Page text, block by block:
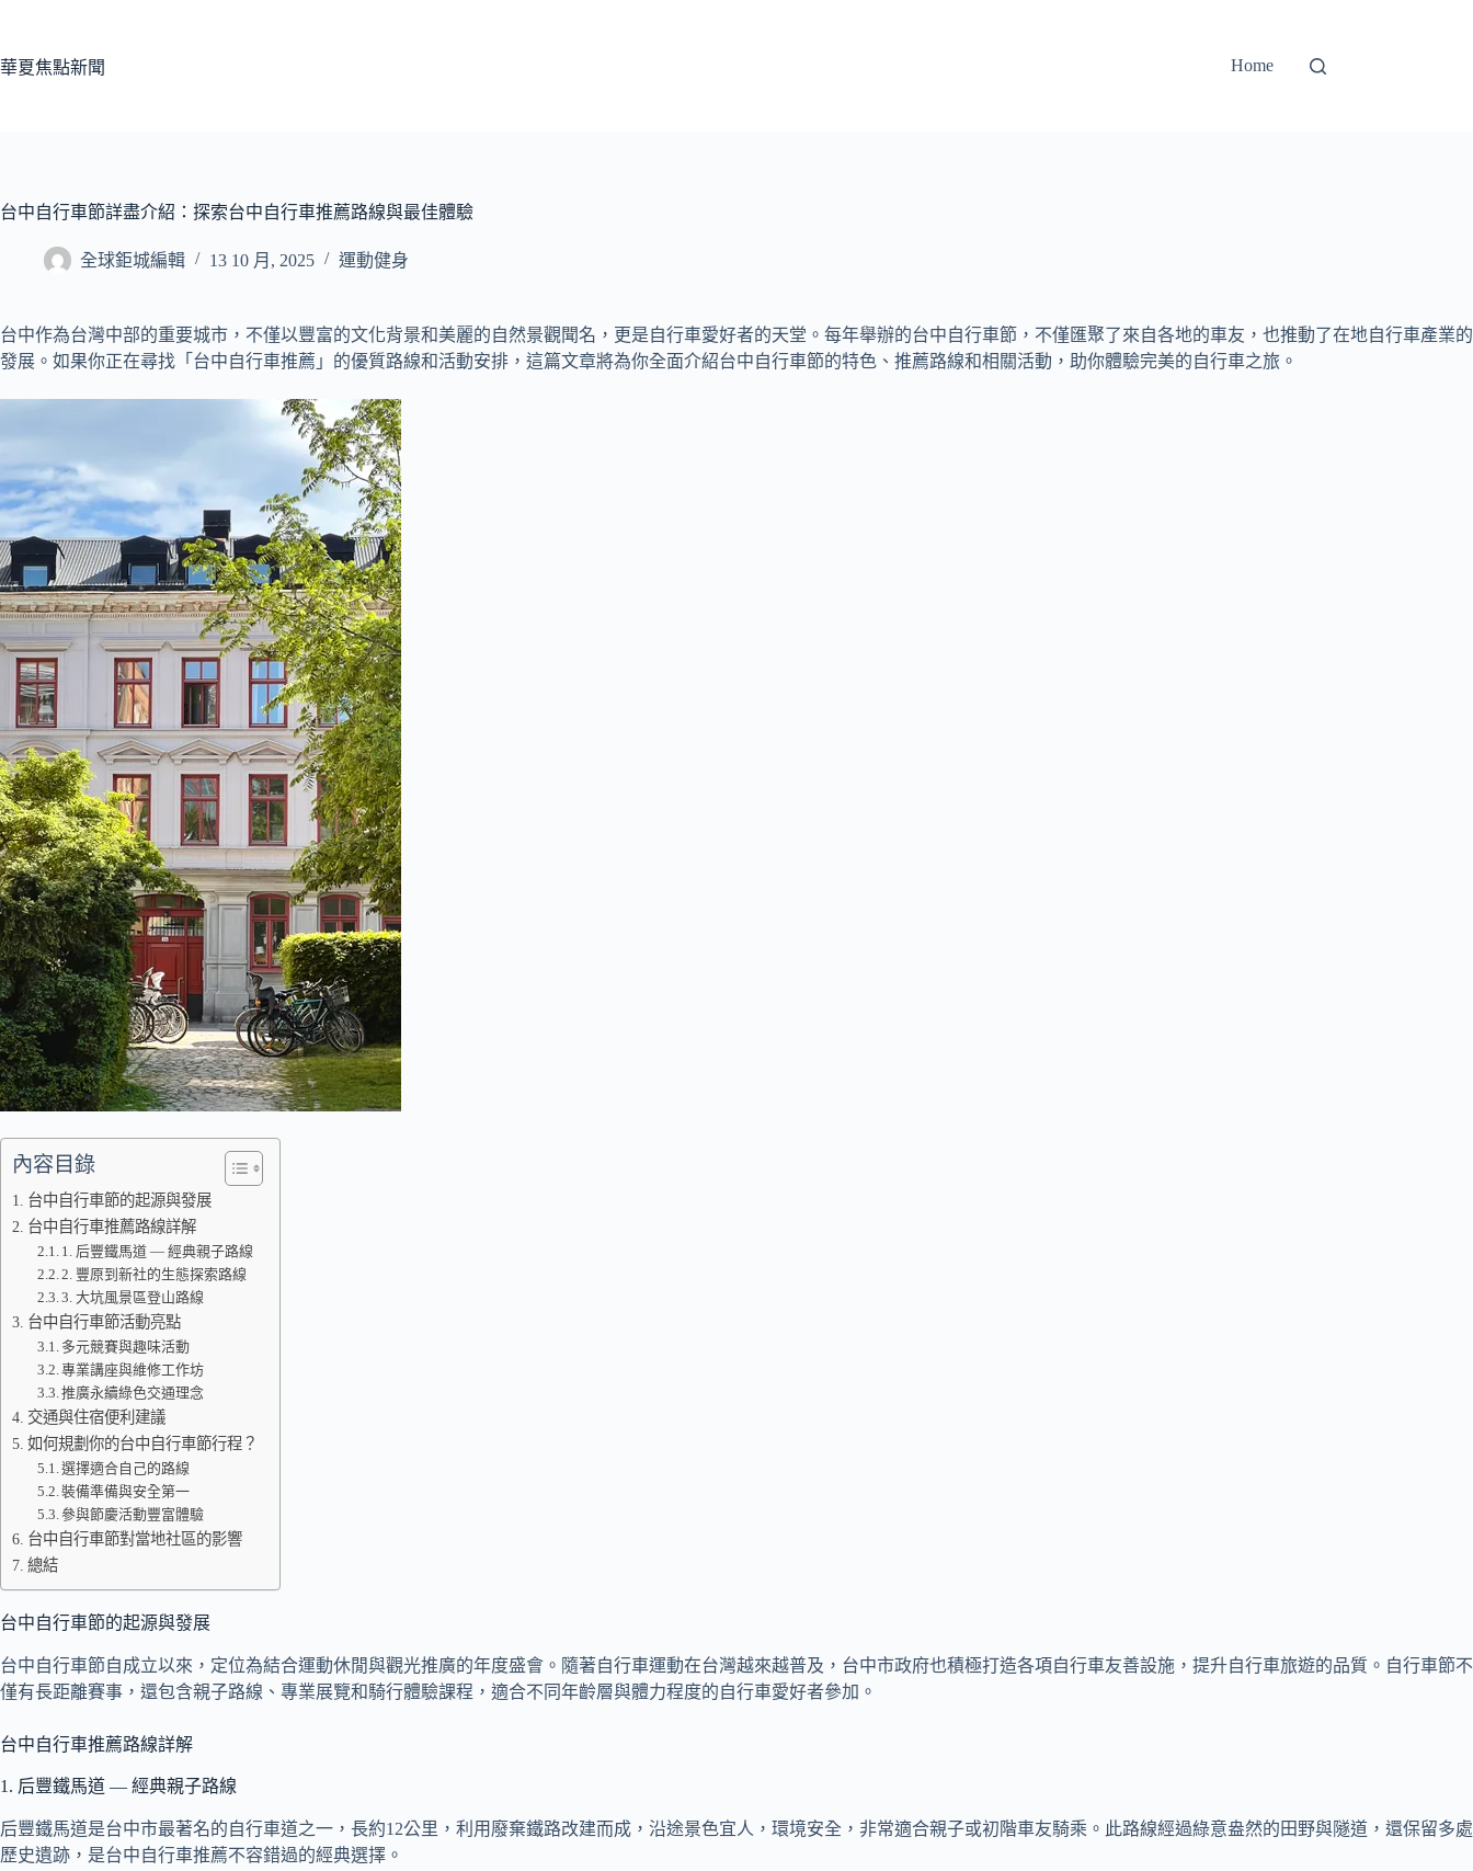
主
華夏焦點新聞 Home
台中自行車節詳盡介紹：探索台中自行車推薦路線與最佳體驗
全球鉅城編輯 13 10 月, 2025 運動健身
台中作為台灣中部的重要城市，不僅以豐富的文化背景和美麗的自然景觀聞名，更是自行車愛好者的天堂。每年舉辦的台中自行車節，不僅匯聚了來自各地的車友，也推動了在地自行車產業的
發展。如果你正在尋找「台中自行車推薦」的優質路線和活動安排，這篇文章將為你全面介紹台中自行車節的特色、推薦路線和相關活動，助你體驗完美的自行車之旅。
內容目錄
台中自行車節的起源與發展
台中自行車推薦路線詳解
1. 后豐鐵馬道 — 經典親子路線
2. 豐原到新社的生態探索路線
3. 大坑風景區登山路線
台中自行車節活動亮點
多元競賽與趣味活動
專業講座與維修工作坊
推廣永續綠色交通理念
交通與住宿便利建議
如何規劃你的台中自行車節行程？
選擇適合自己的路線
裝備準備與安全第一
參與節慶活動豐富體驗
台中自行車節對當地社區的影響
總結
台中自行車節的起源與發展
台中自行車節自成立以來，定位為結合運動休閒與觀光推廣的年度盛會。隨著自行車運動在台灣越來越普及，台中市政府也積極打造各項自行車友善設施，提升自行車旅遊的品質。自行車節不
僅有長距離賽事，還包含親子路線、專業展覽和騎行體驗課程，適合不同年齡層與體力程度的自行車愛好者參加。
台中自行車推薦路線詳解
1. 后豐鐵馬道 — 經典親子路線
后豐鐵馬道是台中市最著名的自行車道之一，長約12公里，利用廢棄鐵路改建而成，沿途景色宜人，環境安全，非常適合親子或初階車友騎乘。此路線經過綠意盎然的田野與隧道，還保留多處
歷史遺跡，是台中自行車推薦不容錯過的經典選擇。